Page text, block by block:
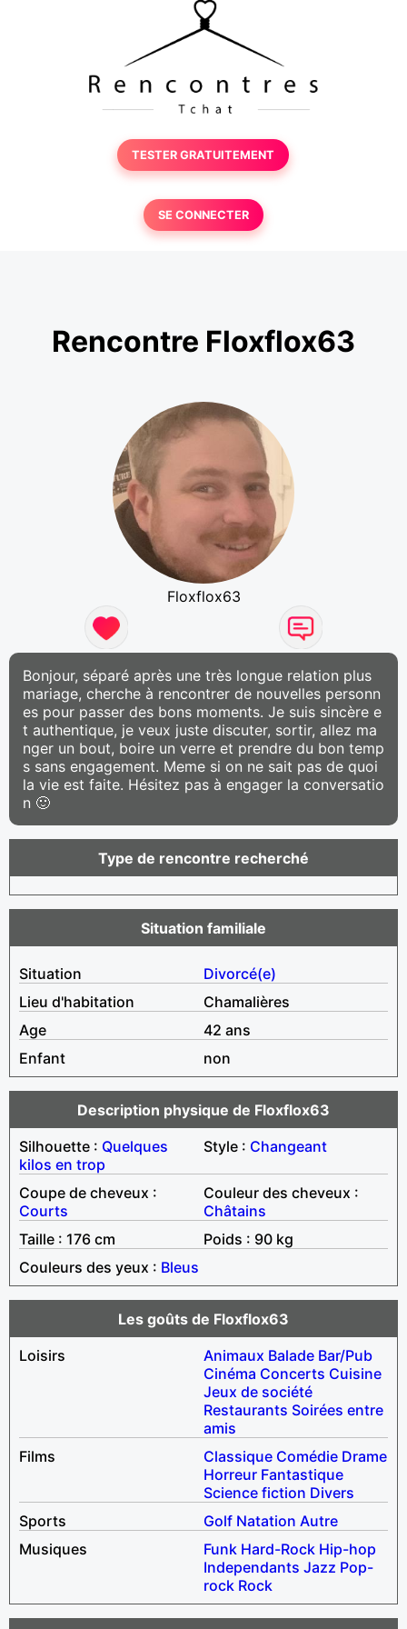
TESTER GRATUITEMENT
SE CONNECTER
Rencontre Floxflox63
Floxflox63
Bonjour, séparé après une très longue relation plus
mariage, cherche à rencontrer de nouvelles personn
es pour passer des bons moments. Je suis sincère e
t authentique, je veux juste discuter, sortir, allez ma
nger un bout, boire un verre et prendre du bon temp
s sans engagement. Meme si on ne sait pas de quoi
la vie est faite. Hésitez pas à engager la conversatio
n 🙂
Type de rencontre recherché
Situation familiale
Situation
Divorcé(e)
Lieu d'habitation
Chamalières
Age
42 ans
Enfant
non
Description physique de Floxflox63
Silhouette : Quelques
kilos en trop
Style : Changeant
Coupe de cheveux :
Courts
Couleur des cheveux :
Châtains
Taille : 176 cm
Poids : 90 kg
Couleurs des yeux : Bleus
Les goûts de Floxflox63
Loisirs
Animaux Balade Bar/Pub
Cinéma Concerts Cuisine
Jeux de société
Restaurants Soirées entre
amis
Films
Classique Comédie Drame
Horreur Fantastique
Science fiction Divers
Sports
Golf Natation Autre
Musiques
Funk Hard-Rock Hip-hop
Independants Jazz Pop-
rock Rock